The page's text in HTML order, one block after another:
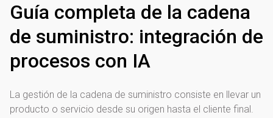
Guía completa de la cadena
de suministro: integración de
procesos con IA
La gestión de la cadena de suministro consiste en llevar un
producto o servicio desde su origen hasta el cliente final.